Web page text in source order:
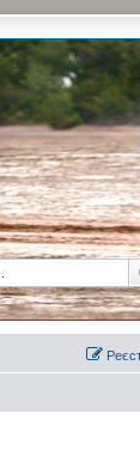
Feel. Drive.